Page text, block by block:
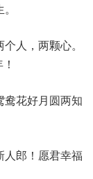
人，两颗心。
花好月圆两知
人郎！愿君幸福